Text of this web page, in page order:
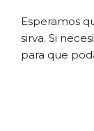
Esperamos
sirva. Si
para que